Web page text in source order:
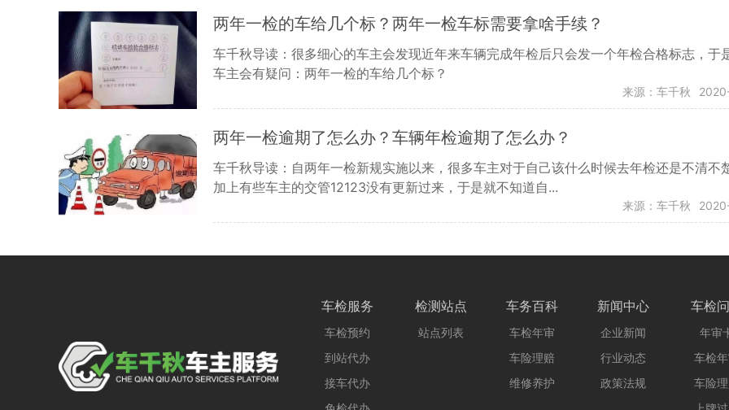
两年一检的车给几个标？两年一检车标需要拿啥手续？
车千秋导读：很多细心的车主会发现近年来车辆完成年检后只会发一个年检合格标志，于
车主会有疑问：两年一检的车给几个标？
来源：车千秋
两年一检逾期了怎么办？车辆年检逾期了怎么办？
车千秋导读：自两年一检新规实施以来，很多车主对于自己该什么时候去年检还是不清不
加上有些车主的交管12123没有更新过来，于是就不知道自...
来源：车千秋
车检服务
车检预约
到站代办
接车代办
检测站点
站点列表
车务百科
车检年审
车险理赔
维修养护
新闻中心
企业新闻
行业动态
政策法规
车检
年审
车检
车险